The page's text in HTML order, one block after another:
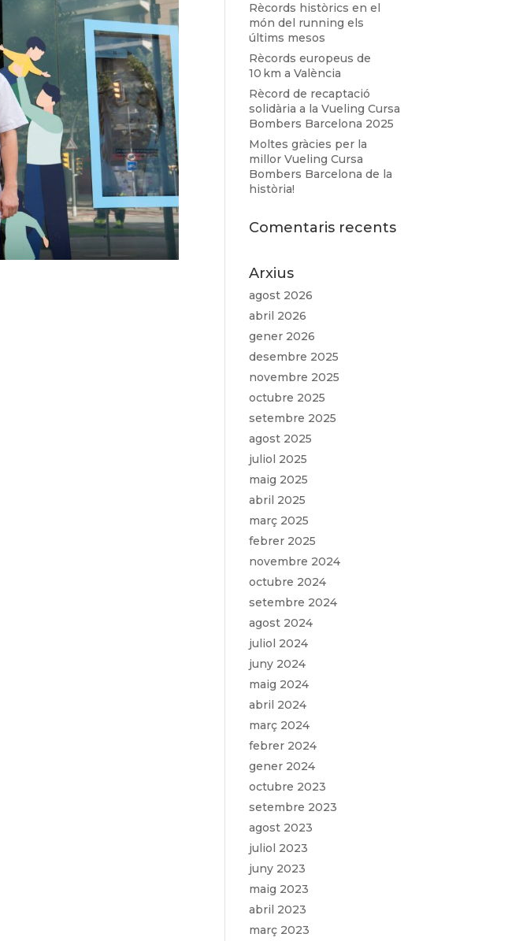
Rècords històrics en el
món del running els
últims mesos
Rècords europeus de
10 km a València
Rècord de recaptació
solidària a la Vueling Cursa
Bombers Barcelona 2025
Moltes gràcies per la
millor Vueling Cursa
Bombers Barcelona de la
història!
Comentaris recents
Arxius
agost 2026
abril 2026
gener 2026
desembre 2025
novembre 2025
octubre 2025
setembre 2025
agost 2025
juliol 2025
maig 2025
abril 2025
març 2025
febrer 2025
novembre 2024
octubre 2024
setembre 2024
agost 2024
juliol 2024
juny 2024
maig 2024
abril 2024
març 2024
febrer 2024
gener 2024
octubre 2023
setembre 2023
agost 2023
juliol 2023
juny 2023
maig 2023
abril 2023
març 2023